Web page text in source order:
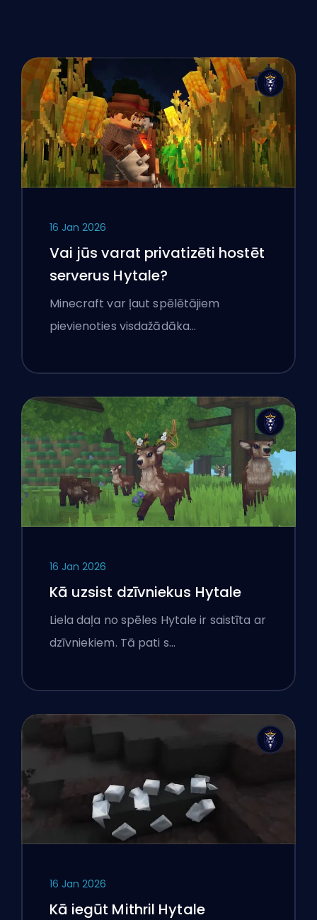
16 Jan 2026
Vai jūs varat privatizēti hostēt
serverus Hytale?
Minecraft var ļaut spēlētājiem
pievienoties visdažādāka…
16 Jan 2026
Kā uzsist dzīvniekus Hytale
Liela daļa no spēles Hytale ir saistīta ar
dzīvniekiem. Tā pati s…
16 Jan 2026
Kā iegūt Mithril Hytale